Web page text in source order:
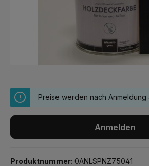
Preise werden nach
Anmelden
Produktnummer: 0ANLSPNZ75041